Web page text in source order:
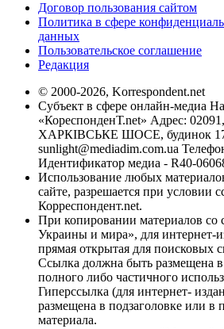
Договор пользования сайтом
Политика в сфере
данных
Пользовательское соглашение
Редакция
© 2000-2026, Korrespondent.net
Субъект в сфере онлайн-медиа
«КореспонденТ.net» Адрес:
ХАРКІВСЬКЕ ШОСЕ, будинок
sunlight@mediadim.com.ua
Идентификатор медиа - R40-
Использование любых
сайте, разрешается при условии
Корреспондент.net.
При копировании материалов со
Украины и мира», для интернет-
прямая открытая для поисковых
Ссылка должна быть размещена
полного либо частичного
Гиперссылка (для интернет-
размещена в подзаголовке или в
материала.